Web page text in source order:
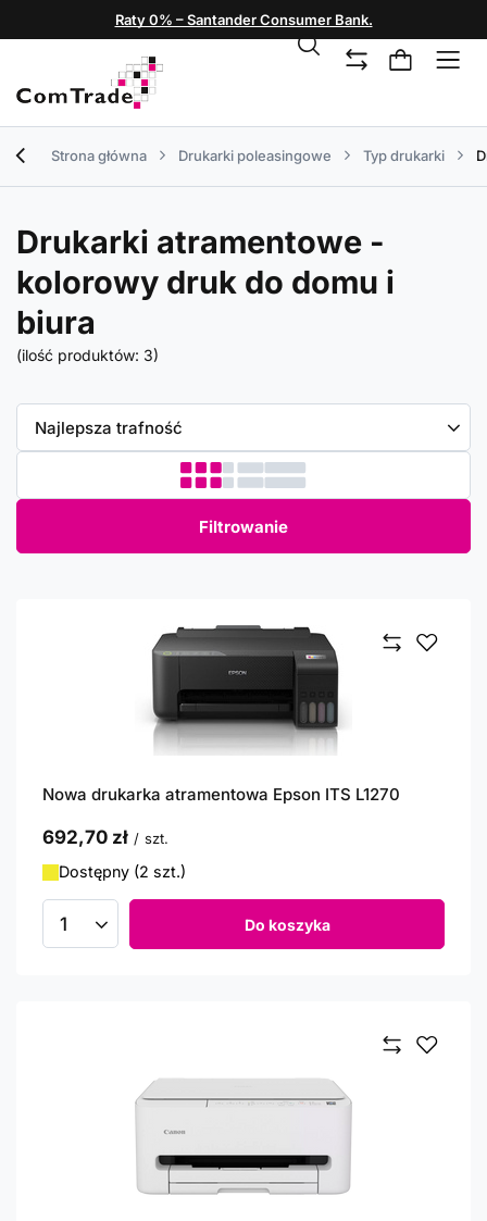
Raty 0% – Santander Consumer Bank.
Strona główna Drukarki poleasingowe Typ drukarki
Drukarki atramentowe -
kolorowy druk do domu i
biura
(ilość produktów: 3)
Zmień sortowanie
Najlepsza trafność
Filtrowanie
Nowa drukarka atramentowa Epson ITS L1270
692,70 zł / szt.
Dostępny (2 szt.)
Ilość produktów Do koszyka